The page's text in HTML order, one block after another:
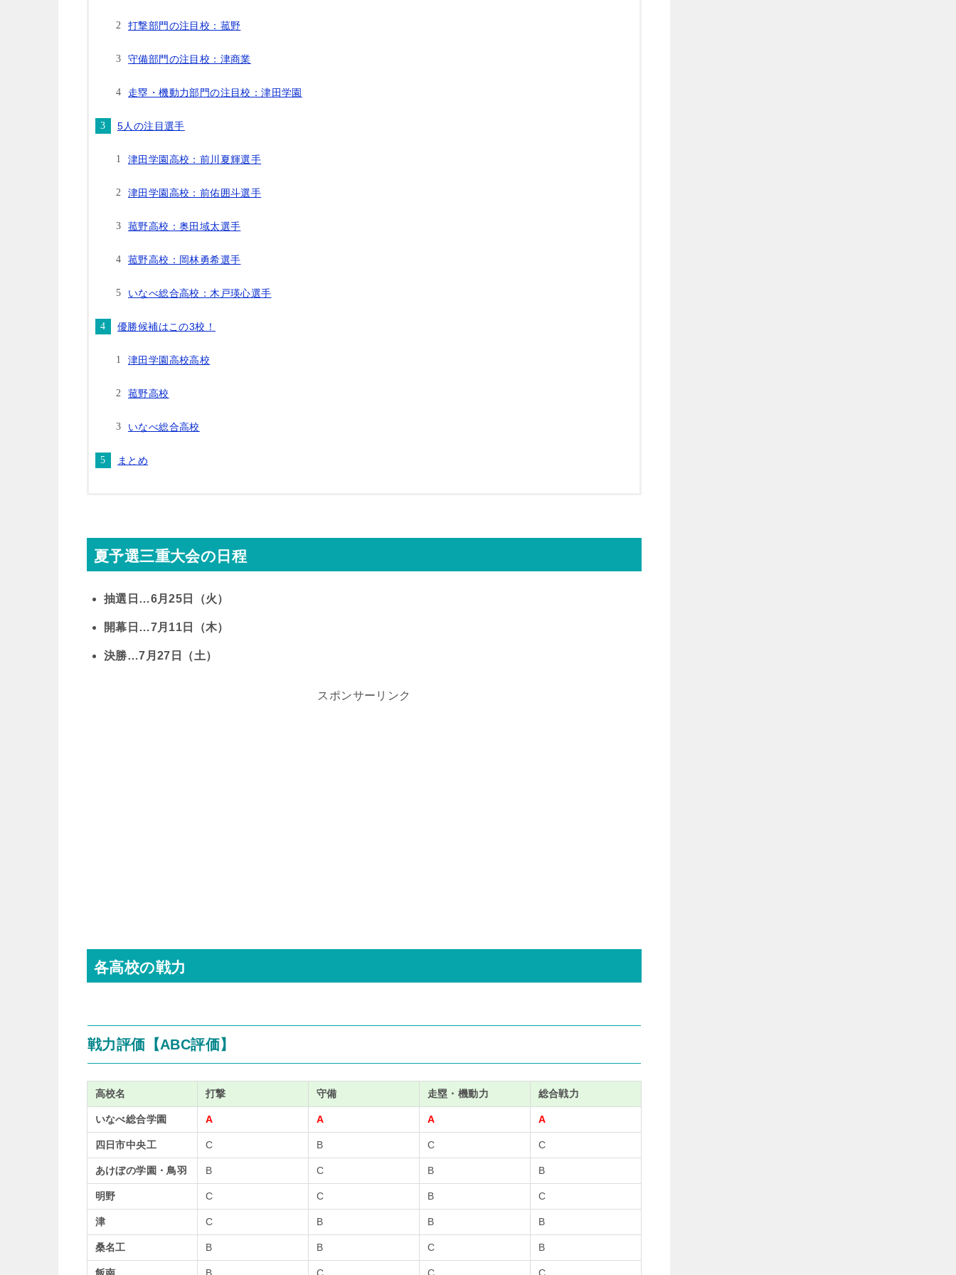
打撃部門の注目校：菰野
守備部門の注目校：津商業
走塁・機動力部門の注目校：津田学園
5人の注目選手
津田学園高校：前川夏輝選手
津田学園高校：前佑囲斗選手
菰野高校：奥田域太選手
菰野高校：岡林勇希選手
いなべ総合高校：木戸瑛心選手
優勝候補はこの3校！
津田学園高校高校
菰野高校
いなべ総合高校
まとめ
夏予選三重大会の日程
抽選日…6月25日（火）
開幕日…7月11日（木）
決勝…7月27日（土）
スポンサーリンク
各高校の戦力
戦力評価【ABC評価】
高校名 打撃 守備 走塁・機動力 総合戦力
いなべ総合学園 A A A A
四日市中央工 C B C C
あけぼの学園・鳥羽 B C B B
明野 C C B C
津 C B B B
桑名工 B B C B
飯南 B C C C